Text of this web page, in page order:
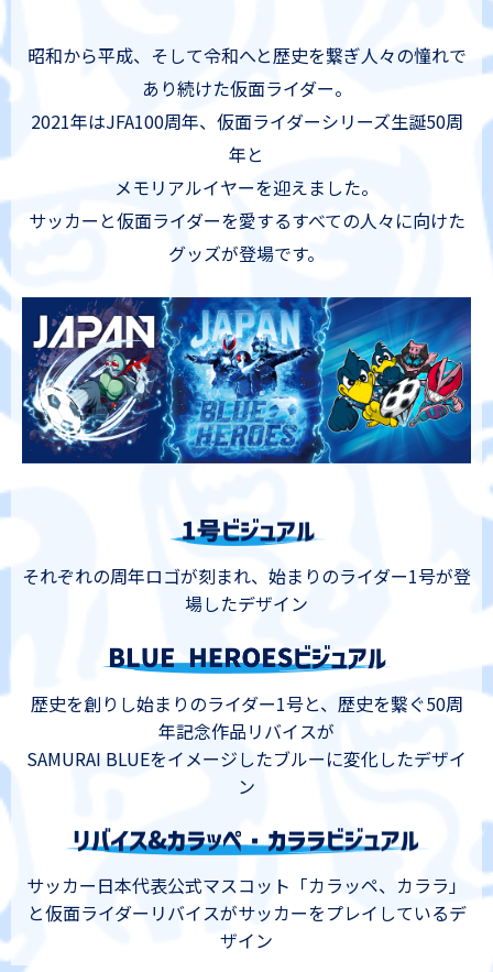
昭和から平成、そして令和へと歴史を繋ぎ人々の憧れで
あり続けた仮面ライダー。
2021年はJFA100周年、仮面ライダーシリーズ生誕50周
年と
メモリアルイヤーを迎えました。
サッカーと仮面ライダーを愛するすべての人々に向けた
グッズが登場です。
それぞれの周年ロゴが刻まれ、始まりのライダー1号が登
場したデザイン
歴史を創りし始まりのライダー1号と、歴史を繋ぐ50周
年記念作品リバイスが
SAMURAI BLUEをイメージしたブルーに変化したデザイ
ン
サッカー日本代表公式マスコット「カラッペ、カララ」
と仮面ライダーリバイスがサッカーをプレイしているデ
ザイン